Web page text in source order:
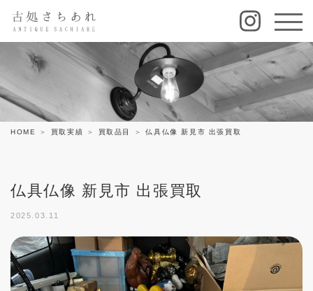
HOME 買取実績 買取品目 仏具仏像 新見市 出張買取
仏具仏像 新見市 出張買取
2025.03.11